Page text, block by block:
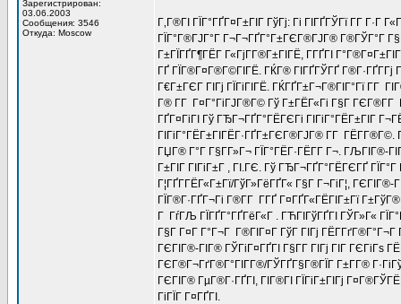
Зарегистрирован:
03.06.2003
Сообщения: 3546
Откуда: Moscow
Г‚Г®ГІ ГЇГ°ГҐГ¤Г±ГІГ ГўГј: Гі ГІГҐГЎГї Г­Г Г·Г
ГЇГ°Г®ГЈГ°Г Г¬Г¬ГҐГ°Г±ГЄГ®ГЈГ® Г®ГЎГ°Г
Г±ГЇГҐГ¶ГЁГ Г«ГјГ­Г®Г±ГІГЁ, Г­ГҐГІ
ГҐ ГЇГ®Г¤Г®Г©ГІГЁ. ГЌГ® ГІГҐГЎГҐ Г®Г·ГҐГ­Гј
Г€Г±ГЄГ ГІГј ГЇГіГІГЁ. ГЌГҐГ±Г¬Г®ГІГ°Гї Г­Г
Г® Г­Г Г¤Г°ГіГЈГ®Г© Гў Г±ГЁГ«Гі Г§Г ГЄГ®Г­Г
ГҐГ¤ГіГІ Гў ГЂГ¬ГҐГ°ГЁГЄГі ГІГіГ°ГЁГ±ГІГ
ГІГіГ°ГЁГ±ГІГЁГ·ГҐГ±ГЄГ®ГЈГ® Г­Г ГЁГ­Г®Г©.
ГЏГ® Г°Г Г§Г­Г»Г¬ ГЇГ°ГЁГ·ГЁГ­Г Г¬. ГЉГІГ®-
Г±ГІГ ГІГіГ±Г , ГІ.ГЄ. Гў ГЂГ¬ГҐГ°ГЁГЄГҐ
Г¦ГҐГ­ГЁГ«Г±Гї/ГўГ»ГёГҐГ« Г§Г Г¬ГіГ¦,
ГЇГ®Г·ГҐГ¬Гі Г®Г­Г Г­ГҐ Г¤ГҐГ«ГЁГІГ±Гї
Г ГѓГЉ ГЇГҐГ°ГҐГёГ«Г . ГЋГІГўГҐГІ ГЎГ»Г«
Г§Г Г¤Г Г°Г¬Г Г®ГІГ¤Г ГўГ ГІГј
ГЄГІГ®-ГІГ® ГЎГіГ¤ГҐГІ Г§Г­Г ГІГј ГІГ ГЄГіГѕ
ГЄГ®Г¬ГґГ®Г°ГІГ­Г®/ГЎГҐГ§Г®ГЇГ Г±Г­Г®
ГЄГІГ® ГµГ®Г·ГҐГІ, ГІГ®ГІ ГЇГіГ±ГІГј
ГіГЇГ Г¤ГҐГІ.